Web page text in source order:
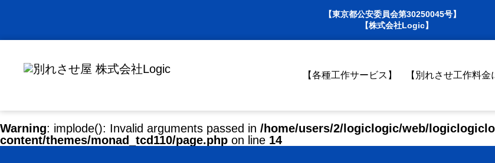
【東京都公安委員会第30250045号】
【株式会社Logic】
【各種工作サービス】 【別れさせ工作料金
Warning: implode(): Invalid arguments passed in /home/users/2/logiclogic/web/
content/themes/monad_tcd110/page.php on line 14